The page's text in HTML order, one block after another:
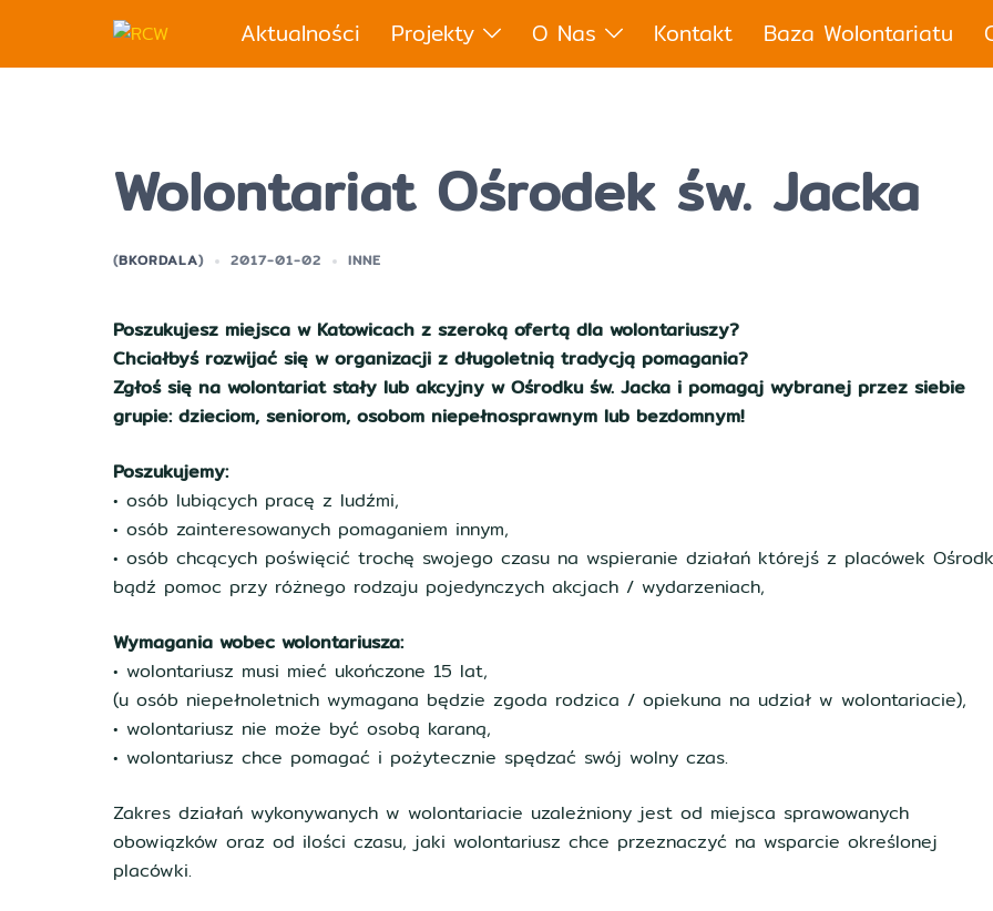
treści
Aktualności Projekty O Nas Kontakt Baza Wolontariatu
Wolontariat Ośrodek św. Jacka
(BKORDALA) 2017-01-02 INNE
Poszukujesz miejsca w Katowicach z szeroką ofertą dla wolontariuszy?
Chciałbyś rozwijać się w organizacji z długoletnią tradycją pomagania?
Zgłoś się na wolontariat stały lub akcyjny w Ośrodku św. Jacka i pomagaj wybranej przez siebie
grupie: dzieciom, seniorom, osobom niepełnosprawnym lub bezdomnym!
Poszukujemy:
• osób lubiących pracę z ludźmi,
• osób zainteresowanych pomaganiem innym,
• osób chcących poświęcić trochę swojego czasu na wspieranie działań którejś z placówek
bądź pomoc przy różnego rodzaju pojedynczych akcjach / wydarzeniach,
Wymagania wobec wolontariusza:
• wolontariusz musi mieć ukończone 15 lat,
(u osób niepełnoletnich wymagana będzie zgoda rodzica / opiekuna na udział w wolontariacie),
• wolontariusz nie może być osobą karaną,
• wolontariusz chce pomagać i pożytecznie spędzać swój wolny czas.
Zakres działań wykonywanych w wolontariacie uzależniony jest od miejsca sprawowanych
obowiązków oraz od ilości czasu, jaki wolontariusz chce przeznaczyć na wsparcie określonej
placówki.